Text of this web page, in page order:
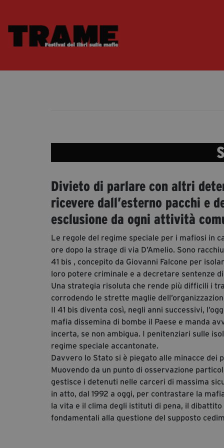
Divieto di parlare con altri
ricevere dall’esterno pacchi e
esclusione da ogni attività
Le regole del regime speciale per i mafiosi in
ore dopo la strage di via D’Amelio. Sono
41 bis , concepito da Giovanni Falcone per
loro potere criminale e a decretare sentenze
Una strategia risoluta che rende più difficili i
corrodendo le strette maglie
Il 41 bis diventa così, negli anni successivi,
mafia dissemina di bombe il Paese e manda
incerta, se non ambigua. I penitenziari sulle
regime speciale accantonate.
Davvero lo Stato si è piegato alle minacce dei
Muovendo da un punto di osservazione
gestisce i detenuti nelle carceri di massima
in atto, dal 1992 a oggi, per contrastare la
la vita e il clima degli istituti di pena, il
fondamentali alla questione del supposto